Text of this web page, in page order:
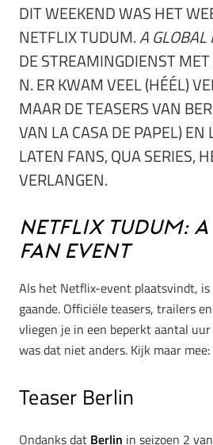
DIT WEEKEND WAS HET
NETFLIX TUDUM.A
DE STREAMINGDIENST MET
N. ER KWAM VEEL (HÉÉL)
MAAR DE TEASERS VAN
VAN LA CASA DE PAPEL)
LATEN FANS, QUA SERIES,
VERLANGEN.
Netflix Tudum:
Fan Event
Als het Netflix-event plaatsvindt,
gaande. Officiële teasers, trailers en
vliegen je in een beperkt aantal uur
was dat niet anders. Kijk maar mee:
Teaser Berlin
Ondanks dat Berlin in seizoen 2